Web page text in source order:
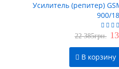
Усилитель (репитер)
900/
22 385грн.
В корзину